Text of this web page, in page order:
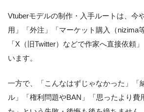
Vtuberモデルの制作・入手ルートは、今
用」「外注」「マーケット購入（nizima
「X（旧Twitter）などで作家へ直接依頼
います。
一方で、「こんなはずじゃなかった」「
ル」「権利問題やBAN」「思ったより費